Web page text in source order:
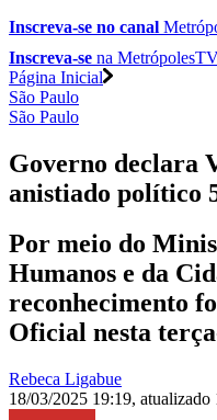
Inscreva-se no canal
Inscreva-se na
Página Inicial
São Paulo
São Paulo
Governo declara
anistiado político
Por meio do
Humanos e da
reconhecimento
Oficial nesta
Rebeca Ligabue
18/03/2025 19:19, atualizado